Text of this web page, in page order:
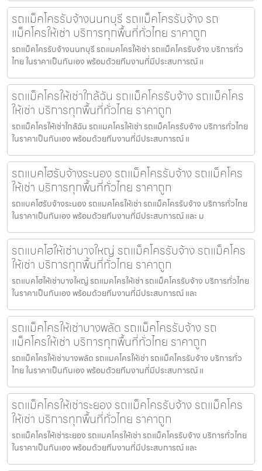
รถแม็คโครรับจ้างนนทบุรี รถแม็คโครรับจ้าง รถ
แม็คโครให้เช่า บริการทุกพื้นที่ทั่วไทย ราคาถูก
รถแม็คโครรับจ้างนนทบุรี รถแมคโครให้เช่า รถแม็คโครรับจ้าง บริการทั่ว
ไทย ในราคาเป็นกันเอง พร้อมด้วยทีมงานที่มีประสบการณ์ แ
รถแม็คโครให้เช่าใกล้ฉัน รถแม็คโครรับจ้าง รถแม็คโคร
ให้เช่า บริการทุกพื้นที่ทั่วไทย ราคาถูก
รถแม็คโครให้เช่าใกล้ฉัน รถแมคโครให้เช่า รถแม็คโครรับจ้าง บริการทั่วไทย
ในราคาเป็นกันเอง พร้อมด้วยทีมงานที่มีประสบการณ์ แ
รถแบคโฮรับจ้างระนอง รถแม็คโครรับจ้าง รถแม็คโคร
ให้เช่า บริการทุกพื้นที่ทั่วไทย ราคาถูก
รถแบคโฮรับจ้างระนอง รถแมคโครให้เช่า รถแม็คโครรับจ้าง บริการทั่วไทย
ในราคาเป็นกันเอง พร้อมด้วยทีมงานที่มีประสบการณ์ และ ม
รถแบคโฮให้เช่าบางใหญ่ รถแม็คโครรับจ้าง รถแม็คโคร
ให้เช่า บริการทุกพื้นที่ทั่วไทย ราคาถูก
รถแบคโฮให้เช่าบางใหญ่ รถแมคโครให้เช่า รถแม็คโครรับจ้าง บริการทั่วไทย
ในราคาเป็นกันเอง พร้อมด้วยทีมงานที่มีประสบการณ์ และ
รถแม็คโครให้เช่าบางพลัด รถแม็คโครรับจ้าง รถ
แม็คโครให้เช่า บริการทุกพื้นที่ทั่วไทย ราคาถูก
รถแม็คโครให้เช่าบางพลัด รถแมคโครให้เช่า รถแม็คโครรับจ้าง บริการทั่ว
ไทย ในราคาเป็นกันเอง พร้อมด้วยทีมงานที่มีประสบการณ์ แ
รถแม็คโครให้เช่าระยอง รถแม็คโครรับจ้าง รถแม็คโคร
ให้เช่า บริการทุกพื้นที่ทั่วไทย ราคาถูก
รถแม็คโครให้เช่าระยอง รถแมคโครให้เช่า รถแม็คโครรับจ้าง บริการทั่วไทย
ในราคาเป็นกันเอง พร้อมด้วยทีมงานที่มีประสบการณ์ และ